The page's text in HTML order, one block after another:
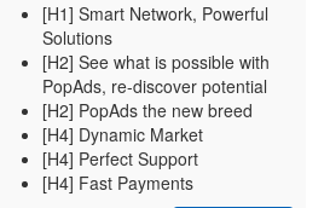
[H1] Smart Network, Powerful
Solutions
[H2] See what is possible with
PopAds, re-discover potential
[H2] PopAds the new breed
[H4] Dynamic Market
[H4] Perfect Support
[H4] Fast Payments